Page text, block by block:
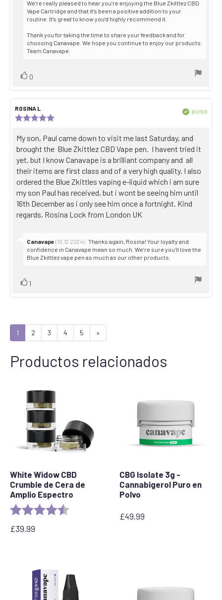
We’re really pleased to hear you’re enjoying the Blue Zkittlez CBD
Vape Cartridge and that it’s been a positive addition to your
routine. It’s great to know you’d highly recommend it.
Thank you for taking the time to share your feedback and for
choosing Canavape. We hope you continue to enjoy our products.
Team Canavape.
Vote
0
Review
author:
ROSINA L
date:
out
of
stars
VerifiedBUYER
Review
text:
My son, Paul came down to visit me last Saturday, and
brought the Blue Zkittlez CBD Vape pen. I havent tried it
yet, but I know Canavape is a brilliant company and all
their items are first class and of a very high quality. I also
ordered the Blue Zkittles vaping e-liquid which i am sure
my son Paul has received, but i wont be seeing him until
16th December as i only see him once a fortnight. Kind
regards, Rosina Lock from London UK
Reply
from:
Canavape (10.12.2024): Thanks again, Rosina! Your loyalty and
confidence in Canavape mean so much. We’re sure you’ll love the
Blue Zkittlez vape pen as much as our other products.
Vote1
1 2 3 4 5 »
Productos relacionados
White Widow CBD
Crumble de Cera de
Amplio Espectro
Valoración:
£39.99
CBG Isolate 3g -
Cannabigerol Puro en
Polvo
£49.99